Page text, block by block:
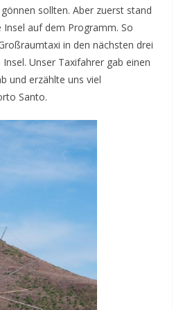
sollten. Aber zuerst stand
auf dem Programm. So
in den nächsten drei
Unser Taxifahrer gab einen
und erzählte uns viel
Santo.